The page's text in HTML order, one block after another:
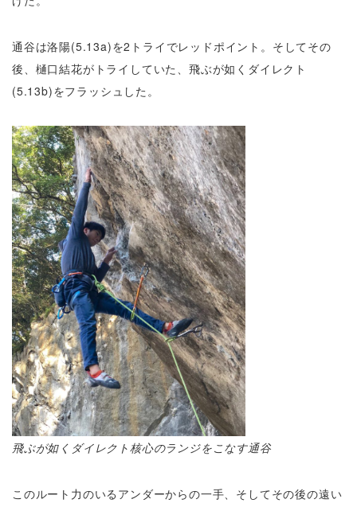
通谷は洛陽(5.13a)を2トライでレッドポイント。そしてその
後、樋口結花がトライしていた、飛ぶが如くダイレクト
(5.13b)をフラッシュした。
飛ぶが如くダイレクト核心のランジをこなす通谷
このルート力のいるアンダーからの一手、そしてその後の遠い